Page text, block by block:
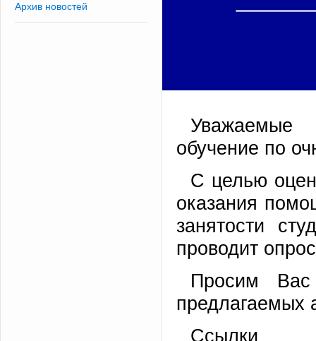
Архив новостей
Уважаемые
обучение по
С целью
оказания
занятости
проводит
Просим
предлагаемых